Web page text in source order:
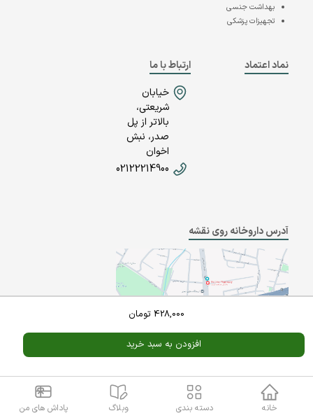
428,000 تومان
افزودن به سبد خرید
بهداشت جنسی
تجهیزات پزشکی
نماد اعتماد
ارتباط با ما
خیابان
شریعتی،
بالاتر از پل
صدر، نبش
اخوان
02122214900
آدرس داروخانه روی نقشه
A Pluss
Powered By
خانه دسته بندی وبلاگ پاداش های من